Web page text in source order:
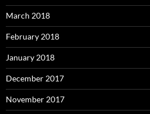
March 2018
February 2018
January 2018
December 2017
November 2017